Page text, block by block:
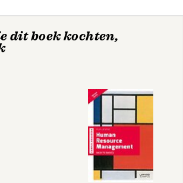
dit boek kochten,